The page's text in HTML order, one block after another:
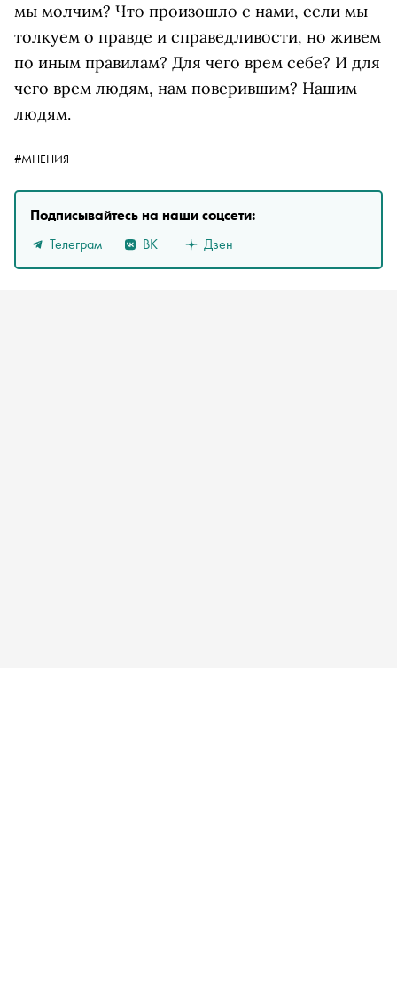
мы молчим? Что произошло с нами, если мы
толкуем о правде и справедливости, но живем
по иным правилам? Для чего врем себе? И для
чего врем людям, нам поверившим? Нашим
людям.
#МНЕНИЯ
Подписывайтесь на наши соцсети:
Телеграм
ВК Дзен